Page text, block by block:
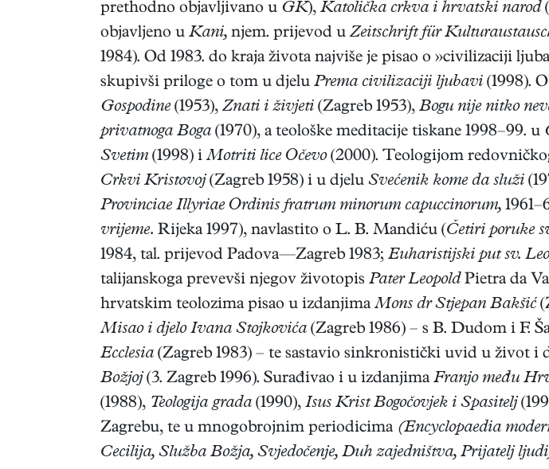
prethodno objavljivano u GK), Katolička crkva i hrvatski narod
objavljeno u Kani, njem. prijevod uZeitschrift für
1984). Od 1983. do kraja života najviše je pisao o »civilizaciji
skupivši priloge o tom u djelu Prema civilizaciji ljubavi (1998).
Gospodine (1953),Znati i živjeti (Zagreb 1953), Bogu nije nitko
privatnoga Boga (1970), a teološke meditacije tiskane 1998–99. u
Svetim (1998) iMotriti lice Očevo(2000). Teologijom
Crkvi Kristovoj (Zagreb 1958) i u djelu Svećenik kome da služi
Provinciae Illyriae Ordinis fratrum minorum capuccinorum,
vrijeme. Rijeka 1997), navlastito o L. B. Mandiću (Četiri poruke
1984, tal. prijevod Padova—Zagreb 1983; Euharistijski put sv.
talijanskoga prevevši njegov životopis Pater Leopold Pietra da
hrvatskim teolozima pisao u izdanjimaMons dr Stjepan Bakšić
Misao i djelo Ivana Stojkovića (Zagreb 1986) – s B. Dudom i F.
Ecclesia (Zagreb 1983) – te sastavio sinkronistički uvid u život
Božjoj (3. Zagreb 1996). Surađivao i u izdanjima Franjo među
(1988), Teologija grada (1990), Isus Krist Bogočovjek i Spasitelj
Zagrebu, te u mnogobrojnim periodicima (Encyclopaedia
Cecilija, Služba Božja, Svjedočenje, Duh zajedništva, Prijatelj